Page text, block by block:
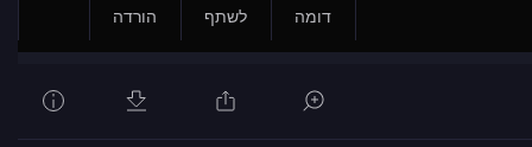
דומה לשתף הורדה